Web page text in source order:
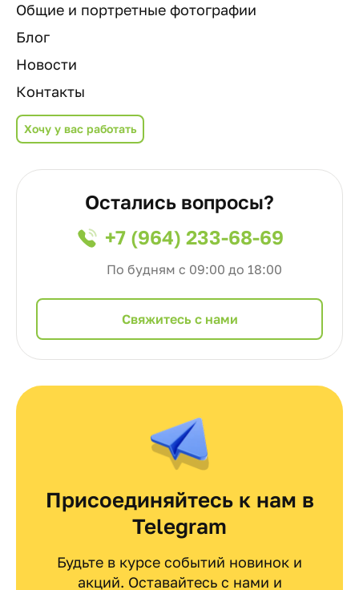
Общие и портретные фотографии
Блог
Новости
Контакты
Хочу у вас работать
Остались вопросы?
+7 (964) 233-68-69
По будням с 09:00 до 18:00
Cвяжитесь с нами
Присоединяйтесь к нам в
Telegram
Будьте в курсе событий новинок и
акций. Оставайтесь с нами и